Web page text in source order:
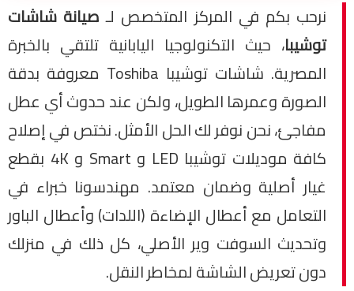
نرحب بكم في المركز المتخصص لـ صيانة شاشات
توشيبا، حيث التكنولوجيا اليابانية تلتقي بالخبرة
المصرية. شاشات توشيبا Toshiba معروفة بدقة
الصورة وعمرها الطويل، ولكن عند حدوث أي عطل
مفاجئ، نحن نوفر لك الحل الأمثل. نختص في إصلاح
كافة موديلات توشيبا LED و Smart و 4K بقطع
غيار أصلية وضمان معتمد. مهندسونا خبراء في
التعامل مع أعطال الإضاءة (اللدات) وأعطال الباور
وتحديث السوفت وير الأصلي، كل ذلك في منزلك
دون تعريض الشاشة لمخاطر النقل.